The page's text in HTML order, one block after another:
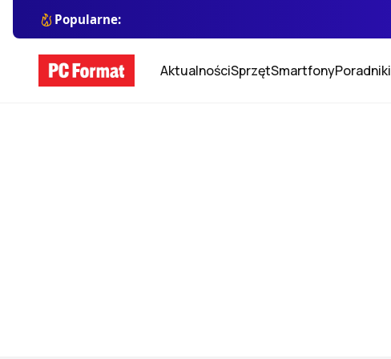
Popularne:
AktualnościSprzętSmartfonyPoradniki